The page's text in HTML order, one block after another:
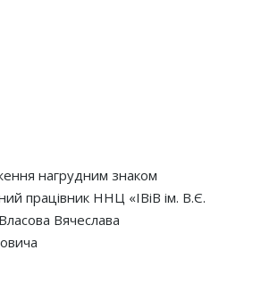
нагрудним знаком
працівник ННЦ «ІВіВ ім. В.Є.
Вячеслава